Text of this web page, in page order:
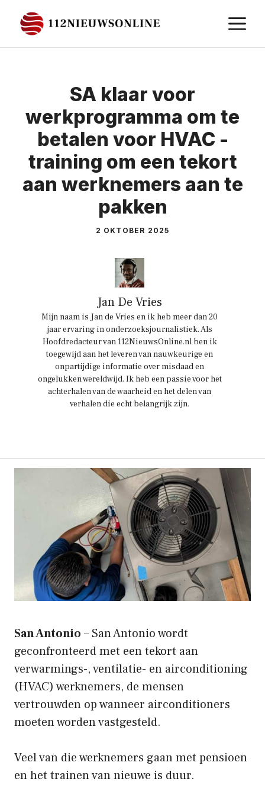
naar
de
SA klaar voor
werkprogramma om te
betalen voor HVAC -
training om een ​​tekort
aan werknemers aan te
pakken
2 OKTOBER 2025
Jan De Vries
Mijn naam is Jan de Vries en ik heb meer dan 20
jaar ervaring in onderzoeksjournalistiek. Als
Hoofdredacteur van 112NieuwsOnline.nl ben ik
toegewijd aan het leveren van nauwkeurige en
onpartijdige informatie over misdaad en
ongelukken wereldwijd. Ik heb een passie voor het
achterhalen van de waarheid en het delen van
verhalen die echt belangrijk zijn.
San Antonio – San Antonio wordt
geconfronteerd met een tekort aan
verwarmings-, ventilatie- en airconditioning
(HVAC) werknemers, de mensen
vertrouwden op wanneer airconditioners
moeten worden vastgesteld.
Veel van die werknemers gaan met pensioen
en het trainen van nieuwe is duur.